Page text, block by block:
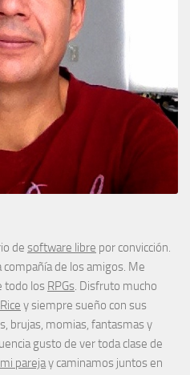
de software libre por convicción.
de los amigos. Me
todo los RPGs. Disfruto mucho
y siempre sueño con sus
brujas, momias, fantasmas y
gusto de ver toda clase de
mi parejay caminamos juntos en